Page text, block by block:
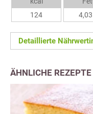
124
Detaillierte
ÄHNLICHE REZEPTE